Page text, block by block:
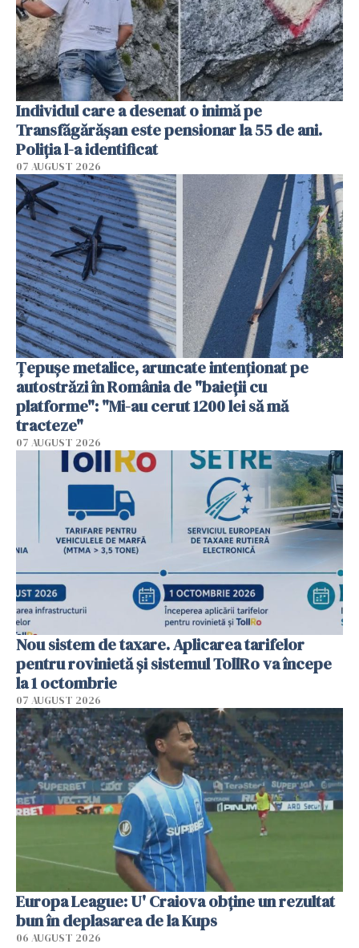
Individul care a desenat o inimă pe
Transfăgărășan este pensionar la 55 de ani.
Poliția l-a identificat
07 AUGUST 2026
Țepușe metalice, aruncate intenționat pe
autostrăzi în România de "baieții cu
platforme": "Mi-au cerut 1200 lei să mă
tracteze"
07 AUGUST 2026
Nou sistem de taxare. Aplicarea tarifelor
pentru rovinietă şi sistemul TollRo va începe
la 1 octombrie
07 AUGUST 2026
Europa League: U' Craiova obține un rezultat
bun în deplasarea de la Kups
06 AUGUST 2026